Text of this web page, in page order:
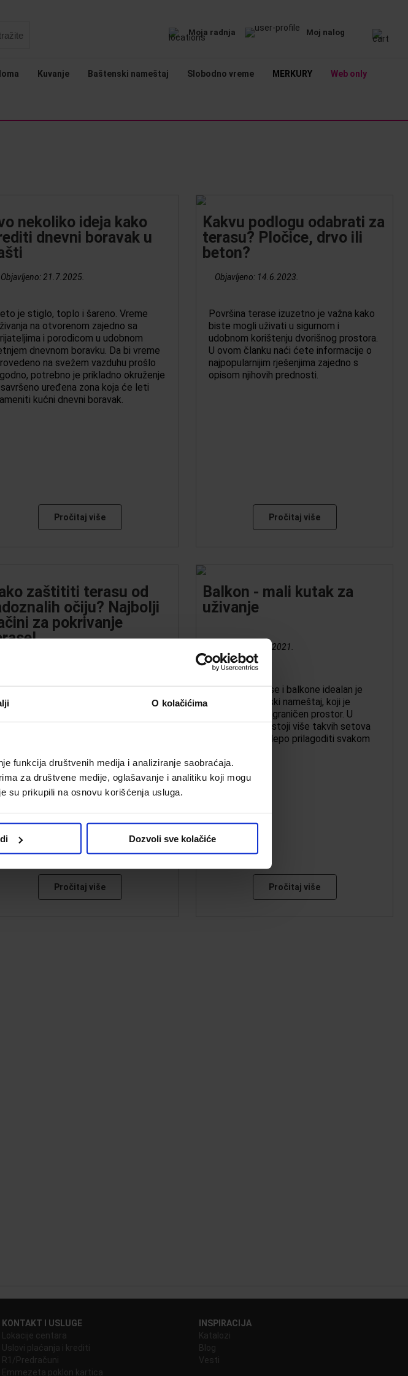
O kolačićima
funkcija društvenih medija i analiziranje saobraćaja.
za društvene medije, oglašavanje i analitiku koji mogu
su prikupili na osnovu korišćenja usluga.
Dozvoli sve kolačiće
Moja radnja Moj nalog
Kuvanje Baštenski nameštaj Slobodno vreme MERKURY Web only
nekoliko ideja kako
dnevni boravak u
Objavljeno: 21.7.2025.
je stiglo, toplo i šareno. Vreme
na otvorenom zajedno sa
i porodicom u udobnom
dnevnom boravku. Da bi vreme
na svežem vazduhu prošlo
potrebno je prikladno okruženje
uređena zona koja će leti
kućni dnevni boravak.
Pročitaj više
Kakvu podlogu odabrati za
terasu? Pločice, drvo ili
beton?
Objavljeno: 14.6.2023.
Površina terase izuzetno je važna kako
biste mogli uživati u sigurnom i
udobnom korištenju dvorišnog prostora.
U ovom članku naći ćete informacije o
najpopularnijim rješenjima zajedno s
opisom njihovih prednosti.
Pročitaj više
zaštititi terasu od
očiju? Najbolji
za pokrivanje
pogleda komšija ili prolaznika
vremenskih uslova. Pitate se kako da
svoju terasu i da se rešite
očiju?
Pročitaj više
Balkon - mali kutak za
uživanje
8.6.2021.
Za male terase i balkone idealan je
manji baštenski nameštaj, koji je
pogodan za ograničen prostor. U
Emmezeti postoji više takvih setova
koji se mogu lepo prilagoditi svakom
Pročitaj više
KONTAKT I USLUGE
Lokacije centara
Uslovi plaćanja i krediti
R1/Predračuni
Emmezeta poklon kartica
INSPIRACIJA
Katalozi
Blog
Vesti